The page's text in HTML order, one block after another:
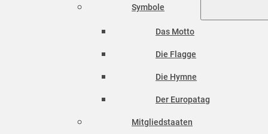
Symbole
Das Motto
Die Flagge
Die Hymne
Der Europatag
Mitgliedstaaten